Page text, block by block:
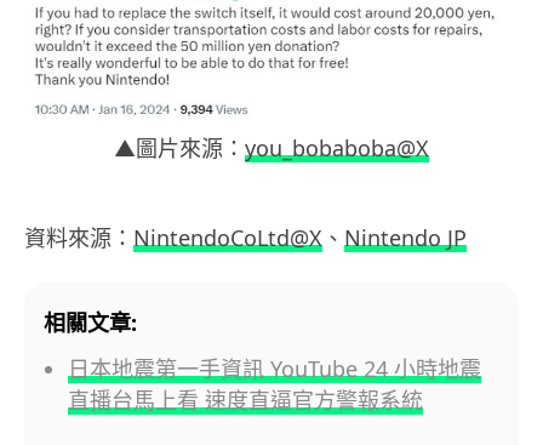
▲圖片來源： you_bobaboba@X
資料來源： NintendoCoLtd@X 、 Nintendo JP
相關文章:
日本地震第一手資訊 YouTube 24 小時地震
直播台馬上看 速度直逼官方警報系統